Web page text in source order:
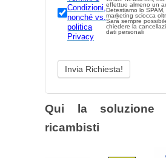
Condizioni,
nonché vs.
politica
Privacy
effettuo almeno un
Detestiamo lo
marketing sciocca
Sarà sempre possibile disiscriversi e
chiedere la
dati personali
Qui la soluzione
ricambisti